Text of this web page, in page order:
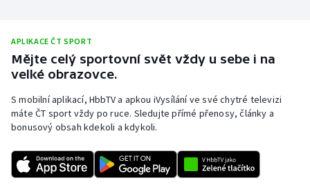
APLIKACE ČT SPORT
Mějte celý sportovní svět vždy u sebe i na
velké obrazovce.
S mobilní aplikací, HbbTV a apkou iVysílání ve své chytré televizi
máte ČT sport vždy po ruce. Sledujte přímé přenosy, články a
bonusový obsah kdekoli a kdykoli.